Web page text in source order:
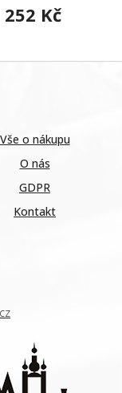
252 Kč
Vše o nákupu
O nás
GDPR
Kontakt